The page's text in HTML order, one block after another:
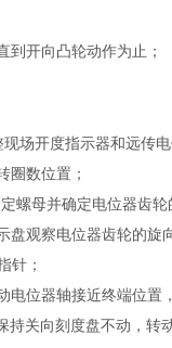
到开向凸轮动作为止；
场开度指示器和远传
圈数位置；
螺母并确定电位器齿
盘观察电位器齿轮的旋
针；
电位器轴接近终端位置
持关向刻度盘不动，转